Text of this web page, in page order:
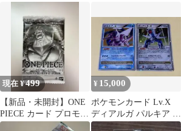
現在 ¥499
【新品・未開封】ONE
PIECE カード プロモー
ションカードセット
¥ 15,000
ポケモンカード Lv.X
ディアルガ パルキア プ
ロモ まとめ